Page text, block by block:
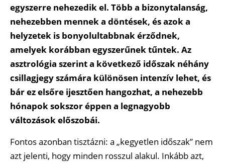
egyszerre nehezedik el. Több a bizonytalanság,
nehezebben mennek a döntések, és azok a
helyzetek is bonyolultabbnak érződnek,
amelyek korábban egyszerűnek tűntek. Az
asztrológia szerint a következő időszak néhány
csillagjegy számára különösen intenzív lehet, és
bár ez elsőre ijesztően hangozhat, a nehezebb
hónapok sokszor éppen a legnagyobb
változások előszobái.
Fontos azonban tisztázni: a „kegyetlen időszak” nem
azt jelenti, hogy minden rosszul alakul. Inkább azt,